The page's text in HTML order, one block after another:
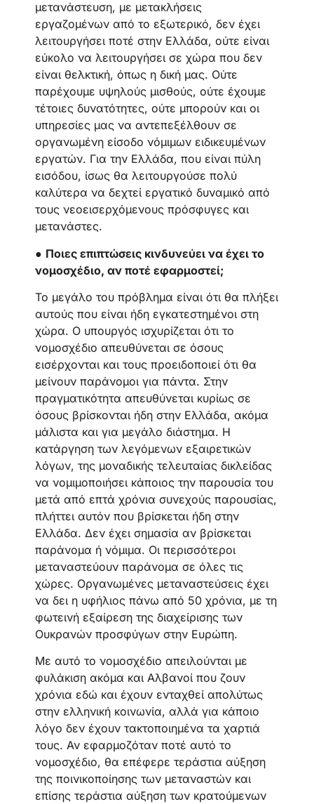
μετανάστευση, με μετακλήσεις
εργαζομένων από το εξωτερικό, δεν έχει
λειτουργήσει ποτέ στην Ελλάδα, ούτε είναι
εύκολο να λειτουργήσει σε χώρα που δεν
είναι θελκτική, όπως η δική μας. Ούτε
παρέχουμε υψηλούς μισθούς, ούτε έχουμε
τέτοιες δυνατότητες, ούτε μπορούν και οι
υπηρεσίες μας να αντεπεξέλθουν σε
οργανωμένη είσοδο νόμιμων ειδικευμένων
εργατών. Για την Ελλάδα, που είναι πύλη
εισόδου, ίσως θα λειτουργούσε πολύ
καλύτερα να δεχτεί εργατικό δυναμικό από
τους νεοεισερχόμενους πρόσφυγες και
μετανάστες.
● Ποιες επιπτώσεις κινδυνεύει να έχει το
νομοσχέδιο, αν ποτέ εφαρμοστεί;
Το μεγάλο του πρόβλημα είναι ότι θα πλήξει
αυτούς που είναι ήδη εγκατεστημένοι στη
χώρα. Ο υπουργός ισχυρίζεται ότι το
νομοσχέδιο απευθύνεται σε όσους
εισέρχονται και τους προειδοποιεί ότι θα
μείνουν παράνομοι για πάντα. Στην
πραγματικότητα απευθύνεται κυρίως σε
όσους βρίσκονται ήδη στην Ελλάδα, ακόμα
μάλιστα και για μεγάλο διάστημα. Η
κατάργηση των λεγόμενων εξαιρετικών
λόγων, της μοναδικής τελευταίας δικλείδας
να νομιμοποιήσει κάποιος την παρουσία του
μετά από επτά χρόνια συνεχούς παρουσίας,
πλήττει αυτόν που βρίσκεται ήδη στην
Ελλάδα. Δεν έχει σημασία αν βρίσκεται
παράνομα ή νόμιμα. Οι περισσότεροι
μεταναστεύουν παράνομα σε όλες τις
χώρες. Οργανωμένες μεταναστεύσεις έχει
να δει η υφήλιος πάνω από 50 χρόνια, με τη
φωτεινή εξαίρεση της διαχείρισης των
Ουκρανών προσφύγων στην Ευρώπη.
Με αυτό το νομοσχέδιο απειλούνται με
φυλάκιση ακόμα και Αλβανοί που ζουν
χρόνια εδώ και έχουν ενταχθεί απολύτως
στην ελληνική κοινωνία, αλλά για κάποιο
λόγο δεν έχουν τακτοποιημένα τα χαρτιά
τους. Αν εφαρμοζόταν ποτέ αυτό το
νομοσχέδιο, θα επέφερε τεράστια αύξηση
της ποινικοποίησης των μεταναστών και
επίσης τεράστια αύξηση των κρατούμενων